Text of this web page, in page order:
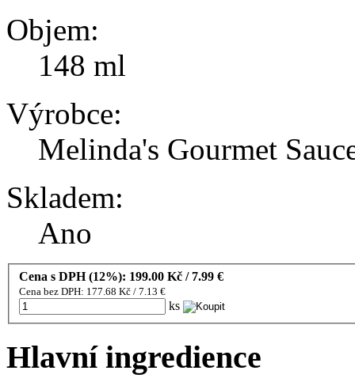
Objem:
148 ml
Výrobce:
Melinda's Gourmet
Skladem:
Ano
Cena s DPH (12%): 199.00 Kč / 7.99 €
Cena bez DPH: 177.68 Kč / 7.13 €
ks
Hlavní ingredience